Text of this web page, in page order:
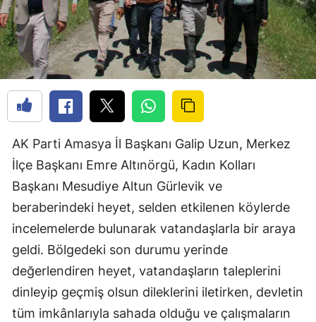
AK Parti Amasya İl Başkanı Galip Uzun, Merkez
İlçe Başkanı Emre Altınörgü, Kadın Kolları
Başkanı Mesudiye Altun Gürlevik ve
beraberindeki heyet, selden etkilenen köylerde
incelemelerde bulunarak vatandaşlarla bir araya
geldi. Bölgedeki son durumu yerinde
değerlendiren heyet, vatandaşların taleplerini
dinleyip geçmiş olsun dileklerini iletirken, devletin
tüm imkânlarıyla sahada olduğu ve çalışmaların